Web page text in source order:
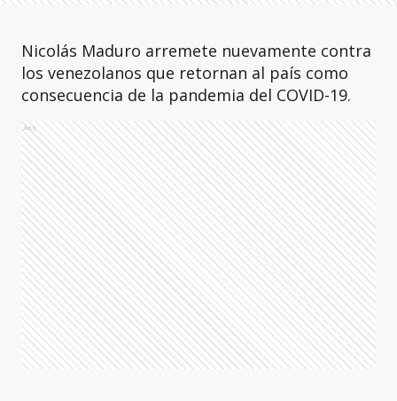
Nicolás Maduro arremete nuevamente contra
los venezolanos que retornan al país como
consecuencia de la pandemia del COVID-19.
Ads